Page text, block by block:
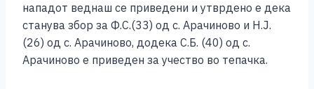
нападот веднаш се приведени и утврдено е дека
станува збор за Ф.С.(33) од с. Арачиново и Н.Ј.
(26) од с. Арачиново, додека С.Б. (40) од с.
Арачиново е приведен за учество во тепачка.